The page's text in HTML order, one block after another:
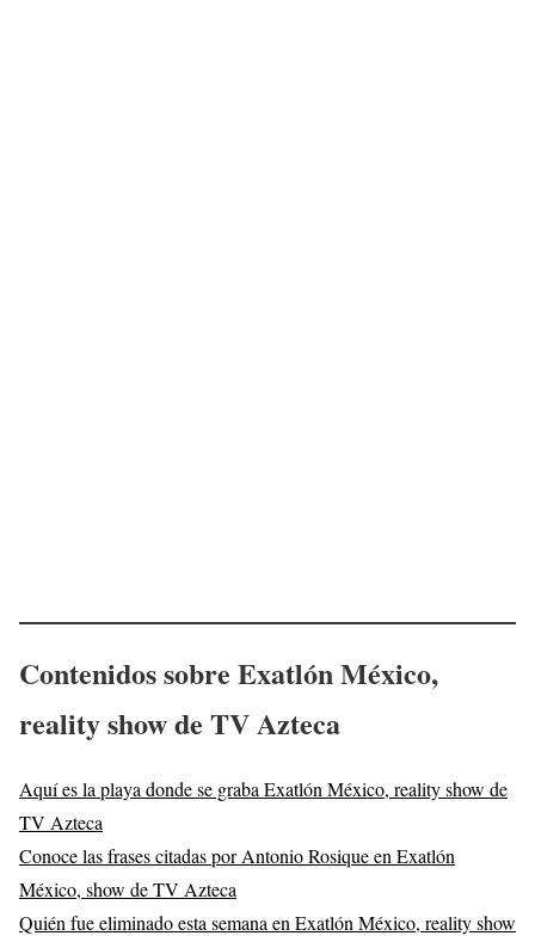
Contenidos sobre Exatlón México,
reality show de TV Azteca
Aquí es la playa donde se graba Exatlón México, reality show de
TV Azteca
Conoce las frases citadas por Antonio Rosique en Exatlón
México, show de TV Azteca
Quién fue eliminado esta semana en Exatlón México, reality show